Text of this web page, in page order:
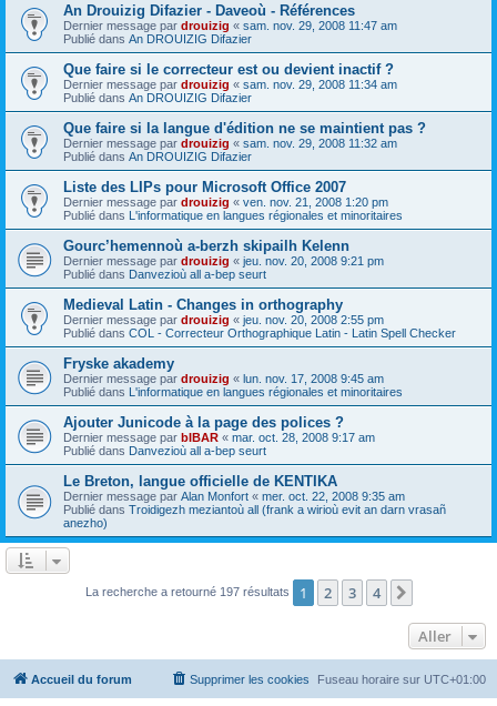
An Drouizig Difazier - Daveoù - Références
Dernier message par drouizig « sam. nov. 29, 2008 11:47 am
Publié dans An DROUIZIG Difazier
Que faire si le correcteur est ou devient inactif ?
Dernier message par drouizig « sam. nov. 29, 2008 11:34 am
Publié dans An DROUIZIG Difazier
Que faire si la langue d'édition ne se maintient pas ?
Dernier message par drouizig « sam. nov. 29, 2008 11:32 am
Publié dans An DROUIZIG Difazier
Liste des LIPs pour Microsoft Office 2007
Dernier message par drouizig « ven. nov. 21, 2008 1:20 pm
Publié dans L'informatique en langues régionales et minoritaires
Gourc’hemennoù a-berzh skipailh Kelenn
Dernier message par drouizig « jeu. nov. 20, 2008 9:21 pm
Publié dans Danvezioù all a-bep seurt
Medieval Latin - Changes in orthography
Dernier message par drouizig « jeu. nov. 20, 2008 2:55 pm
Publié dans COL - Correcteur Orthographique Latin - Latin Spell Checker
Fryske akademy
Dernier message par drouizig « lun. nov. 17, 2008 9:45 am
Publié dans L'informatique en langues régionales et minoritaires
Ajouter Junicode à la page des polices ?
Dernier message par bIBAR « mar. oct. 28, 2008 9:17 am
Publié dans Danvezioù all a-bep seurt
Le Breton, langue officielle de KENTIKA
Dernier message par Alan Monfort « mer. oct. 22, 2008 9:35 am
Publié dans Troidigezh meziantoù all (frank a wirioù evit an darn vrasañ
anezho)
La recherche a retourné 197 résultats 1 2 3 4
Aller
Accueil du forum Fuseau horaire sur UTC+01:00
Supprimer les cookies